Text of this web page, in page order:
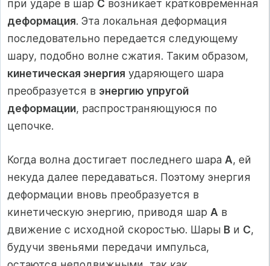
при ударе в шар C возникает кратковременная
деформация. Эта локальная деформация
последовательно передается следующему
шару, подобно волне сжатия. Таким образом,
кинетическая энергия ударяющего шара
преобразуется в энергию упругой
деформации, распространяющуюся по
цепочке.
Когда волна достигает последнего шара A, ей
некуда далее передаваться. Поэтому энергия
деформации вновь преобразуется в
кинетическую энергию, приводя шар A в
движение с исходной скоростью. Шары B и C,
будучи звеньями передачи импульса,